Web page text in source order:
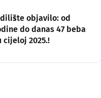
objavilo: od
do danas 47 beba
cijeloj 2025.!